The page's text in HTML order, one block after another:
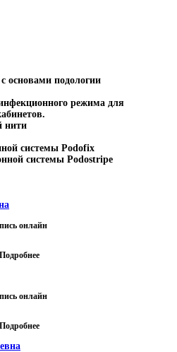
основами подологии
режима для
нити
системы Podofix
системы Podostripe
онлайн
Подробнее
онлайн
Подробнее